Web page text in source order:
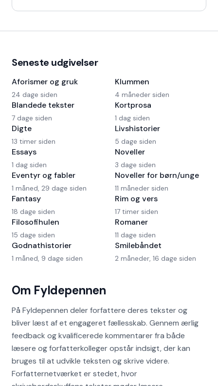
Om Fyldepennen
På Fyldepennen deler forfattere deres tekster og
bliver læst af et engageret fællesskab. Gennem ærlig
feedback og kvalificerede kommentarer fra både
læsere og forfatterkolleger opstår indsigt, der kan
bruges til at udvikle teksten og skrive videre.
Forfatternetværket er stedet, hvor
Seneste udgivelser
Aforismer og gruk
24 dage siden
Blandede tekster
7 dage siden
Digte
13 timer siden
Essays
1 dag siden
Eventyr og fabler
1 måned, 29 dage siden
Fantasy
18 dage siden
Filosofihulen
15 dage siden
Godnathistorier
1 måned, 9 dage siden
Klummen
4 måneder siden
Kortprosa
1 dag siden
Livshistorier
5 dage siden
Noveller
3 dage siden
Noveller for børn/unge
11 måneder siden
Rim og vers
17 timer siden
Romaner
11 dage siden
Smilebåndet
2 måneder, 16 dage siden